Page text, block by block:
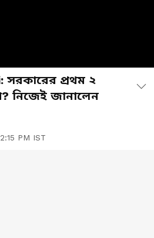
সরকারের প্রথম ২
নিজেই জানালেন
PM IST